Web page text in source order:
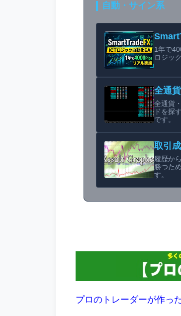
自動・サイン系
1年で
ロジッ
全通
全通貨
ドを探
です。
取引
履歴か
勝つた
す。
プロのトレーダーが作っ